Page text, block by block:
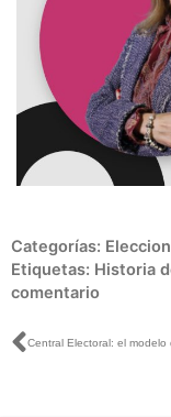
Categorías:
Etiquetas: Historia
comentario
Ant